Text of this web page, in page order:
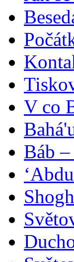
V co
Báb